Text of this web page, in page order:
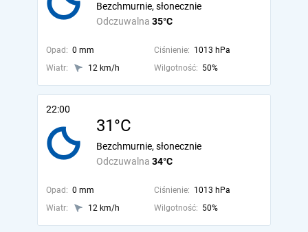
Odczuwalna 35°C
Bezchmurnie, słonecznie
Opad: 0 mm Ciśnienie: 1013 hPa
Wiatr:
12 km/h Wilgotność: 50%
22:00
31°C
Odczuwalna 34°C
Bezchmurnie, słonecznie
Opad: 0 mm Ciśnienie: 1013 hPa
Wiatr:
12 km/h Wilgotność: 50%